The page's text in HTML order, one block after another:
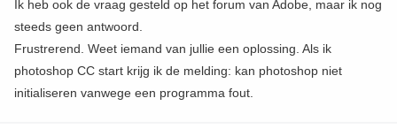
Ik heb ook de vraag gesteld op het forum van Adobe, maar ik nog
steeds geen antwoord.
Frustrerend. Weet iemand van jullie een oplossing. Als ik
photoshop CC start krijg ik de melding: kan photoshop niet
initialiseren vanwege een programma fout.